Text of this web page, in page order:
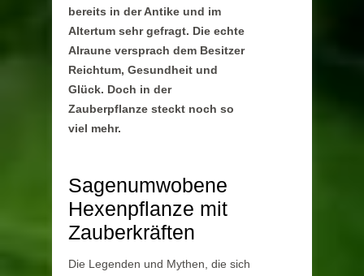
bereits in der Antike und im
Altertum sehr gefragt. Die echte
Alraune versprach dem Besitzer
Reichtum, Gesundheit und
Glück. Doch in der
Zauberpflanze steckt noch so
viel mehr.
Sagenumwobene
Hexenpflanze mit
Zauberkräften
Die Legenden und Mythen, die sich